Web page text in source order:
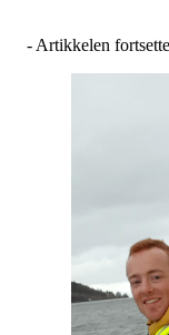
- Artikkelen